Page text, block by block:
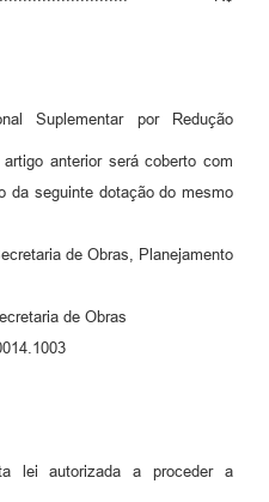
Suplementar por Redução
anterior será coberto com
da seguinte dotação do mesmo
de Obras, Planejamento
de Obras
lei autorizada a proceder a